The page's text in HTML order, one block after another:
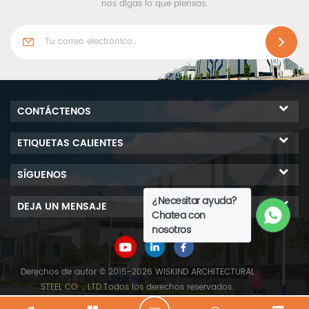
tipo es la cubierta de piso
cerrado de segunda
generación.
nos digas lo que piensas.
¿Necesitar ayuda?
Chatea con
nosotros
CONTÁCTENOS
ETIQUETAS CALIENTES
SÍGUENOS
DEJA UN MENSAJE
Derechos de autor © 2015-2026 WISKIND ARCHITECTURAL
STEEL CO.，LTD.Todos los derechos reservados.